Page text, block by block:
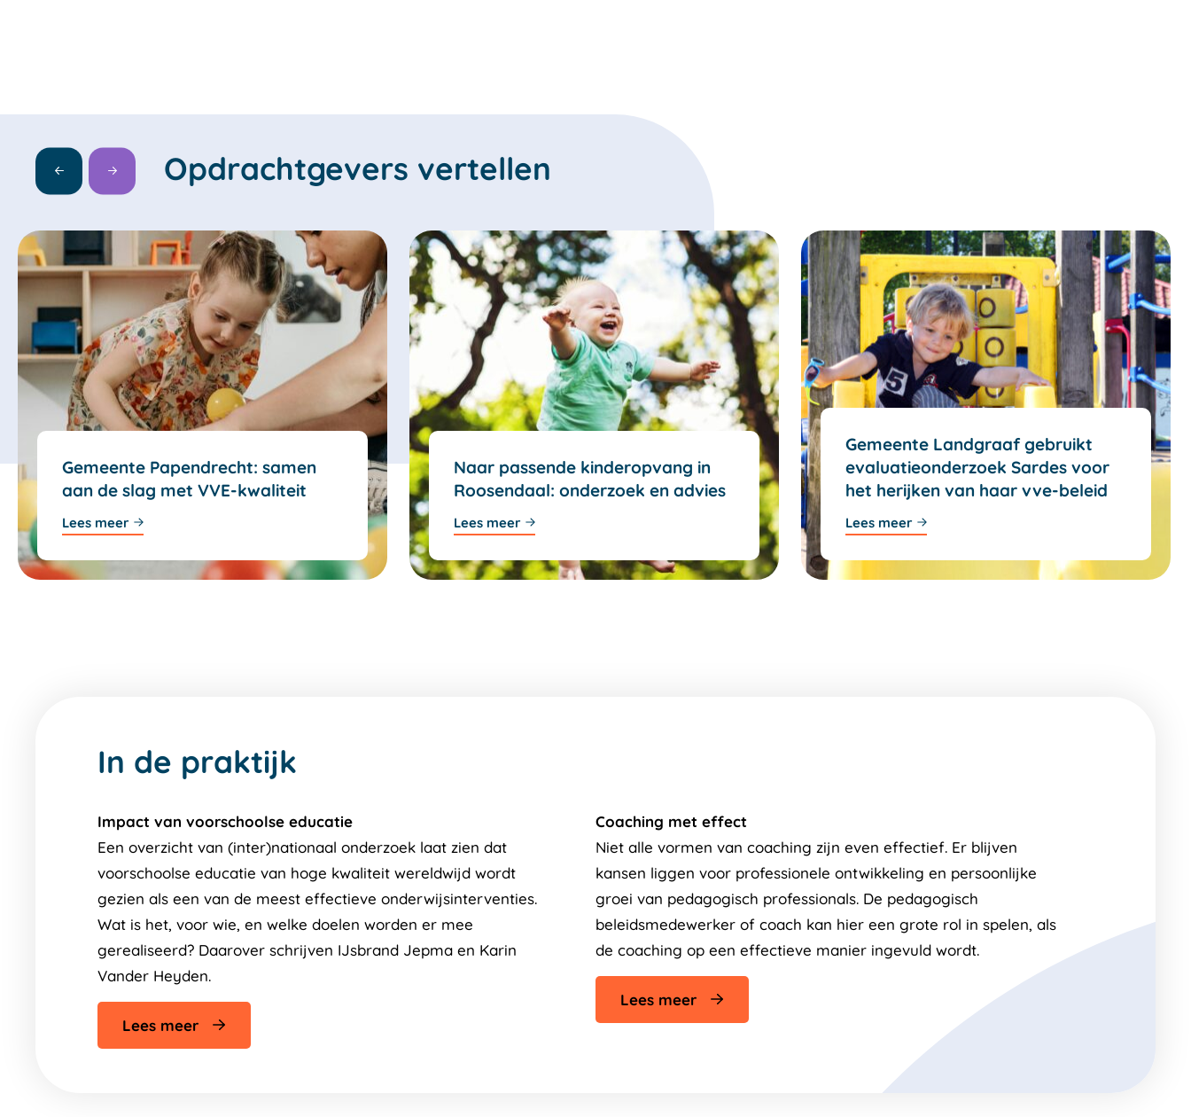
Opdrachtgevers vertellen
Gemeente Papendrecht: samen
aan de slag met VVE-kwaliteit
Lees meer
Naar passende kinderopvang in
Roosendaal: onderzoek en advies
Lees meer
Gemeente Landgraaf gebruikt
evaluatieonderzoek Sardes voor
het herijken van haar vve-beleid
Lees meer
In de praktijk
Impact van voorschoolse educatie
Een overzicht van (inter)nationaal onderzoek laat zien dat
voorschoolse educatie van hoge kwaliteit wereldwijd wordt
gezien als een van de meest effectieve onderwijsinterventies.
Wat is het, voor wie, en welke doelen worden er mee
gerealiseerd? Daarover schrijven IJsbrand Jepma en Karin
Vander Heyden.
Lees meer
Coaching met effect
Niet alle vormen van coaching zijn even effectief. Er blijven
kansen liggen voor professionele ontwikkeling en persoonlijke
groei van pedagogisch professionals. De pedagogisch
beleidsmedewerker of coach kan hier een grote rol in spelen, als
de coaching op een effectieve manier ingevuld wordt.
Lees meer